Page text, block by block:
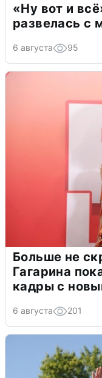
«Ну вот и
развелась
6 августа 95
Больше не
Гагарина
кадры с
6 августа 201